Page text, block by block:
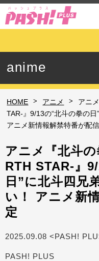
anime
HOME > アニメ >
アニ
TAR-』9/13の“北斗の拳の
アニメ新情報解禁特番が配
アニメ『北斗
RTH STAR-』
日”に北斗四兄
い！ アニメ新
定
2025.09.08 <PASH!
PASH! PLUS